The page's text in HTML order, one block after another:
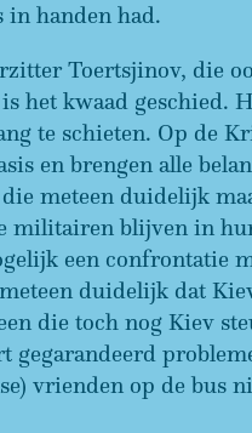
in handen had.
Toertsjinov, die
het kwaad geschied.
te schieten. Op de
en brengen alle
meteen duidelijk
militairen blijven in
een confrontatie
duidelijk dat
die toch nog Kiev
gegarandeerd
vrienden op de bus